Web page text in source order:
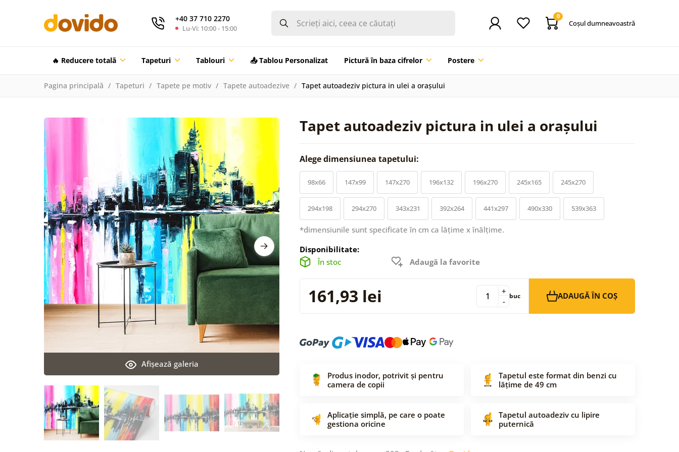
+40 37 710 2270
Lu-Vi: 10:00 - 15:00
0
Coşul dumneavoastră
🔥 Reducere totalã Tapeturi Tablouri 📤 Tablou Personalizat Pictură în baza cifrelor Postere
Pagina principală Tapeturi Tapete pe motiv Tapete autoadezive Tapet autoadeziv pictura in ulei a orașului
Tapet autoadeziv pictura in ulei a orașului
Afişează galeria
Alege dimensiunea tapetului:
98x66 147x99 147x270 196x132 196x270 245x165 245x270
294x198 294x270 343x231 392x264 441x297 490x330 539x363
*dimensiunile sunt specificate în cm ca lățime x înălțime.
Disponibilitate:
În stoc
Adaugă la favorite
161,93 lei -
+ buc ADAUGĂ ÎN COȘ
Produs inodor, potrivit și pentru
camera de copii
Tapetul este format din benzi cu
lățime de 49 cm
Aplicație simplă, pe care o poate
gestiona oricine
Tapetul autoadeziv cu lipire
puternică